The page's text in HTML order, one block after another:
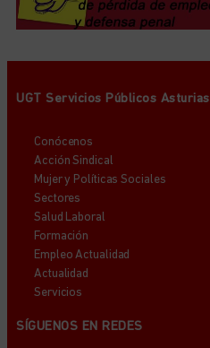
UGT Servicios Públicos Asturias
Conócenos
Acción Sindical
Mujer y Políticas Sociales
Sectores
Salud Laboral
Formación
Empleo Actualidad
Actualidad
Servicios
SÍGUENOS EN REDES